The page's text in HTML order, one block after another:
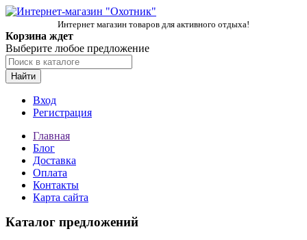
Интернет магазин товаров для активного отдыха!
Корзина ждет
Выберите любое предложение
Найти
Вход
Регистрация
Главная
Блог
Доставка
Оплата
Контакты
Карта сайта
Каталог предложений